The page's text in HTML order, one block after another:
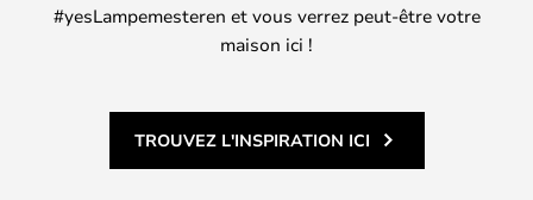
#yesLampemesteren et vous verrez peut-être votre
maison ici !
TROUVEZ L'INSPIRATION ICI